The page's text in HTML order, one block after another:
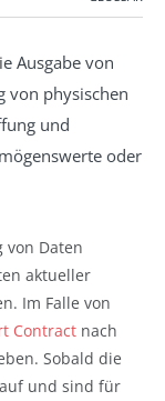
Ausgabe von
von physischen
und
oder
von Daten
aktueller
Im Falle von
Contract nach
Sobald die
und sind für